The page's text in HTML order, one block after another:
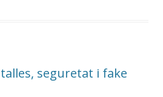
seguretat i fake